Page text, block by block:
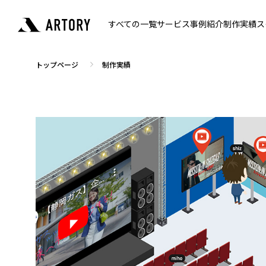
すべての一覧サービス事例紹介制作実績
トップページ 制作実績